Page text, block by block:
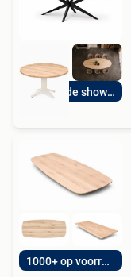
Bezoek de showroom
1000+ op voorraad!